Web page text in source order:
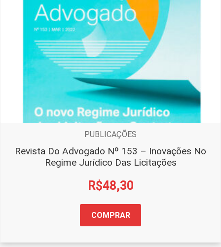
PUBLICAÇÕES
Revista Do Advogado Nº 153 – Inovações No
Regime Jurídico Das Licitações
R$48,30
COMPRAR